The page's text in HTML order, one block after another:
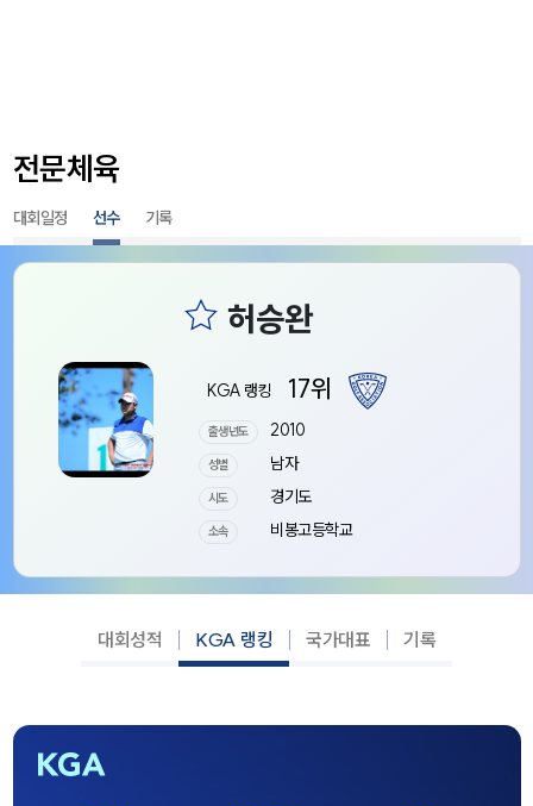
전문체육
대회일정 선수 기록
KGA 랭킹 17위
출생년도 2010
성별 남자
시도 경기도
소속 비봉고등학교
대회성적 KGA 랭킹 국가대표 기록